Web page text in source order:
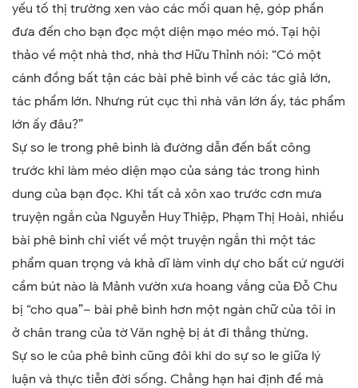
yếu tố thị trường xen vào các mối quan hệ, góp phần
đưa đến cho bạn đọc một diện mạo méo mó. Tại hội
thảo về một nhà thơ, nhà thơ Hữu Thỉnh nói: “Có một
cánh đồng bất tận các bài phê bình về các tác giả lớn,
tác phẩm lớn. Nhưng rút cục thì nhà văn lớn ấy, tác phẩm
lớn ấy đâu?”
Sự so le trong phê bình là đường dẫn đến bất công
trước khi làm méo diện mạo của sáng tác trong hình
dung của bạn đọc. Khi tất cả xôn xao trước cơn mưa
truyện ngắn của Nguyễn Huy Thiệp, Phạm Thị Hoài, nhiều
bài phê bình chỉ viết về một truyện ngắn thì một tác
phẩm quan trọng và khả dĩ làm vinh dự cho bất cứ người
cầm bút nào là Mảnh vườn xưa hoang vắng của Đỗ Chu
bị “cho qua”– bài phê bình hơn một ngàn chữ của tôi in
ở chân trang của tờ Văn nghệ bị át đi thẳng thừng.
Sự so le của phê bình cũng đôi khi do sự so le giữa lý
luận và thực tiễn đời sống. Chẳng hạn hai định đề mà